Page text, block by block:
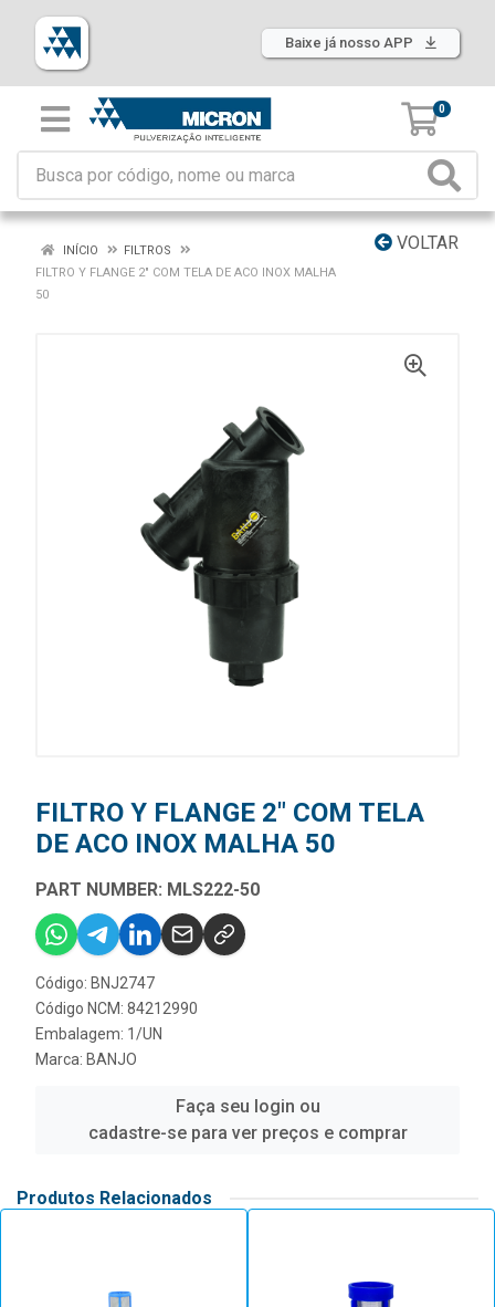
Baixe já nosso APP
0
VOLTAR
INÍCIO
FILTROS
FILTRO Y FLANGE 2" COM TELA DE ACO INOX MALHA
50
FILTRO Y FLANGE 2" COM TELA
DE ACO INOX MALHA 50
PART NUMBER: MLS222-50
Código: BNJ2747
Código NCM: 84212990
Embalagem: 1/UN
Marca: BANJO
Faça seu login ou
cadastre-se para ver preços e comprar
Produtos Relacionados